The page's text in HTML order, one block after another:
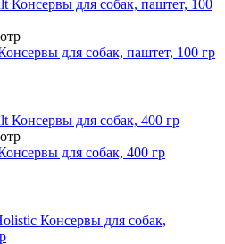
для собак, паштет, 100 гр
для собак, 400 гр